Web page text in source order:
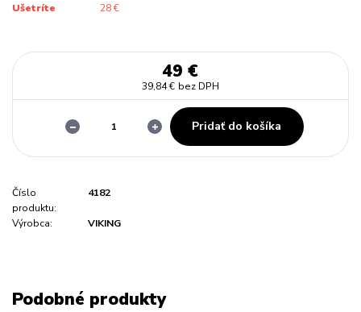
Ušetríte 28 €
49 €
39,84 € bez DPH
Pridať do košíka
Číslo
produktu:
4182
Výrobca: VIKING
Podobné produkty